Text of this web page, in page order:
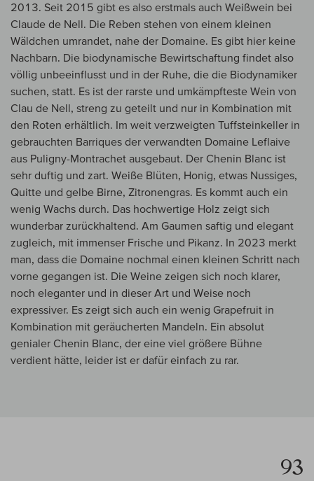
2013. Seit 2015 gibt es also erstmals auch Weißwein bei
Claude de Nell. Die Reben stehen von einem kleinen
Wäldchen umrandet, nahe der Domaine. Es gibt hier keine
Nachbarn. Die biodynamische Bewirtschaftung findet also
völlig unbeeinflusst und in der Ruhe, die die Biodynamiker
suchen, statt. Es ist der rarste und umkämpfteste Wein von
Clau de Nell, streng zu geteilt und nur in Kombination mit
den Roten erhältlich. Im weit verzweigten Tuffsteinkeller in
gebrauchten Barriques der verwandten Domaine Leflaive
aus Puligny-Montrachet ausgebaut. Der Chenin Blanc ist
sehr duftig und zart. Weiße Blüten, Honig, etwas Nussiges,
Quitte und gelbe Birne, Zitronengras. Es kommt auch ein
wenig Wachs durch. Das hochwertige Holz zeigt sich
wunderbar zurückhaltend. Am Gaumen saftig und elegant
zugleich, mit immenser Frische und Pikanz. In 2023 merkt
man, dass die Domaine nochmal einen kleinen Schritt nach
vorne gegangen ist. Die Weine zeigen sich noch klarer,
noch eleganter und in dieser Art und Weise noch
expressiver. Es zeigt sich auch ein wenig Grapefruit in
Kombination mit geräucherten Mandeln. Ein absolut
genialer Chenin Blanc, der eine viel größere Bühne
verdient hätte, leider ist er dafür einfach zu rar.
93